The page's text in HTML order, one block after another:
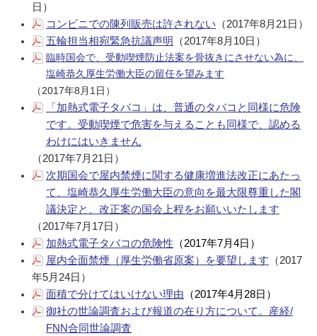
日）
コンビニでの陳列販売は許されない （2017年8月21日）
五輪担当相宛緊急抗議声明
（2017年8月10日）
臨時国会で、受動喫煙防止法案を骨抜きにさせない為に、
塩崎恭久厚生労働大臣の留任を望みます
（2017年8月1日）
「加熱式電子タバコ」は、普通のタバコと同様に危険
です。受動喫煙で危害を与えることも同様で、認める
わけにはいきません
（2017年7月21日）
次期国会で屋内禁煙に関する健康増進法改正にあたっ
て、塩崎恭久厚生労働大臣の意向を最大限尊重した閣
議決定と、改正案の国会上程をお願いいたします
（2017年7月17日）
加熱式電子タバコの危険性 （2017年7月4日）
屋内全面禁煙（厚生労働省原案）を要望します （2017
年5月24日）
面積で分けてはいけない理由 （2017年4月28日）
御社の世論調査および報道の在り方について。産経/
FNN合同世論調査